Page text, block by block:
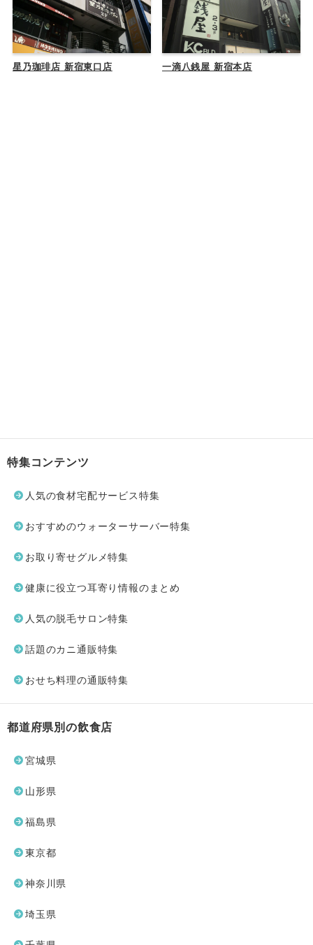
星乃珈琲店 新宿東口店 一滴八銭屋 新宿本店
特集コンテンツ
人気の食材宅配サービス特集
おすすめのウォーターサーバー特集
お取り寄せグルメ特集
健康に役立つ耳寄り情報のまとめ
人気の脱毛サロン特集
話題のカニ通販特集
おせち料理の通販特集
都道府県別の飲食店
宮城県
山形県
福島県
東京都
神奈川県
埼玉県